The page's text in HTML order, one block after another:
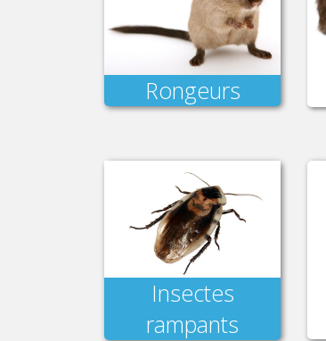
Rongeurs
Insectes
rampants